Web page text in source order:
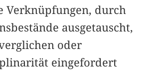
Verknüpfungen, durch
ausgetauscht,
oder
eingefordert